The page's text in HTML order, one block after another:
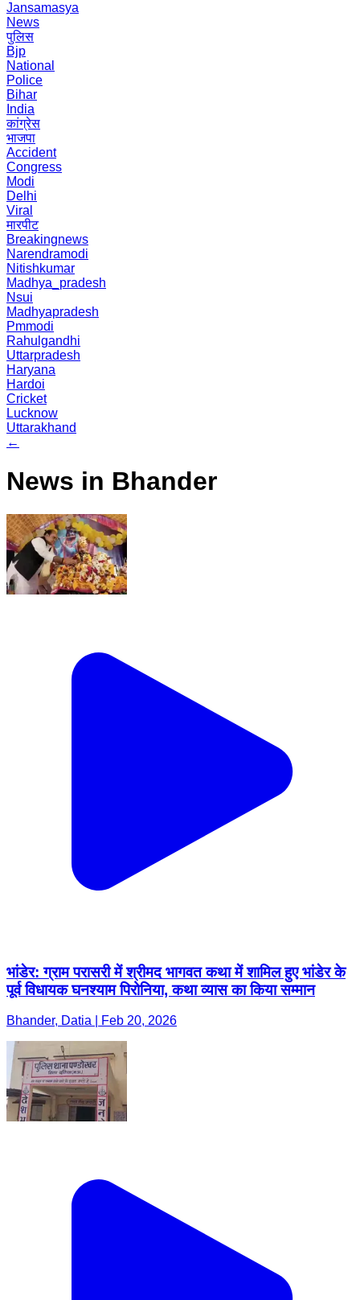
Jansamasya
News
पुलिस
Bjp
National
Police
Bihar
India
कांग्रेस
भाजपा
Accident
Congress
Modi
Delhi
Viral
मारपीट
Breakingnews
Narendramodi
Nitishkumar
Madhya_pradesh
Nsui
Madhyapradesh
Pmmodi
Rahulgandhi
Uttarpradesh
Haryana
Hardoi
Cricket
Lucknow
Uttarakhand
←
News in Bhander
भांडेर: ग्राम परासरी में श्रीमद भागवत कथा में शामिल हुए भांडेर के
पूर्व विधायक घनश्याम पिरोनिया, कथा व्यास का किया सम्मान
Bhander, Datia | Feb 20, 2026